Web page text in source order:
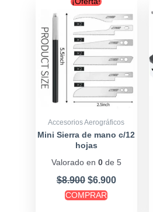
Accesorios Aerográficos
Mini Sierra de mano c/12
hojas
Valorado en 0de 5
$8.900
was:
$8.900.
$6.900
is:
$6.900.
COMPRAR